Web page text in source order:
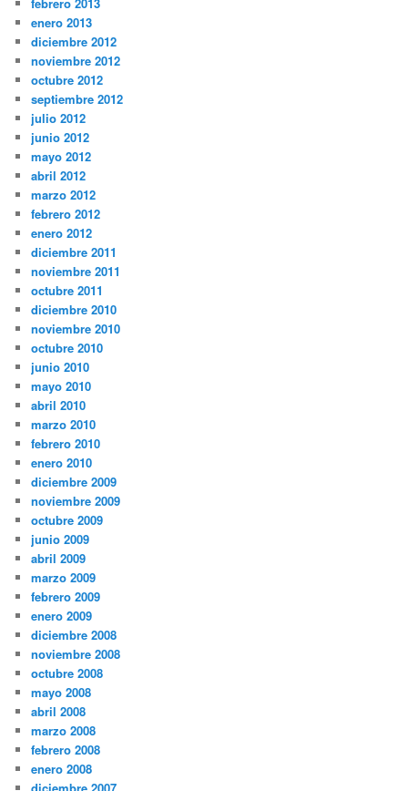
enero 2013
diciembre 2012
noviembre 2012
octubre 2012
septiembre 2012
julio 2012
junio 2012
mayo 2012
abril 2012
marzo 2012
febrero 2012
enero 2012
diciembre 2011
noviembre 2011
octubre 2011
diciembre 2010
noviembre 2010
octubre 2010
junio 2010
mayo 2010
abril 2010
marzo 2010
febrero 2010
enero 2010
diciembre 2009
noviembre 2009
octubre 2009
junio 2009
abril 2009
marzo 2009
febrero 2009
enero 2009
diciembre 2008
noviembre 2008
octubre 2008
mayo 2008
abril 2008
marzo 2008
febrero 2008
enero 2008